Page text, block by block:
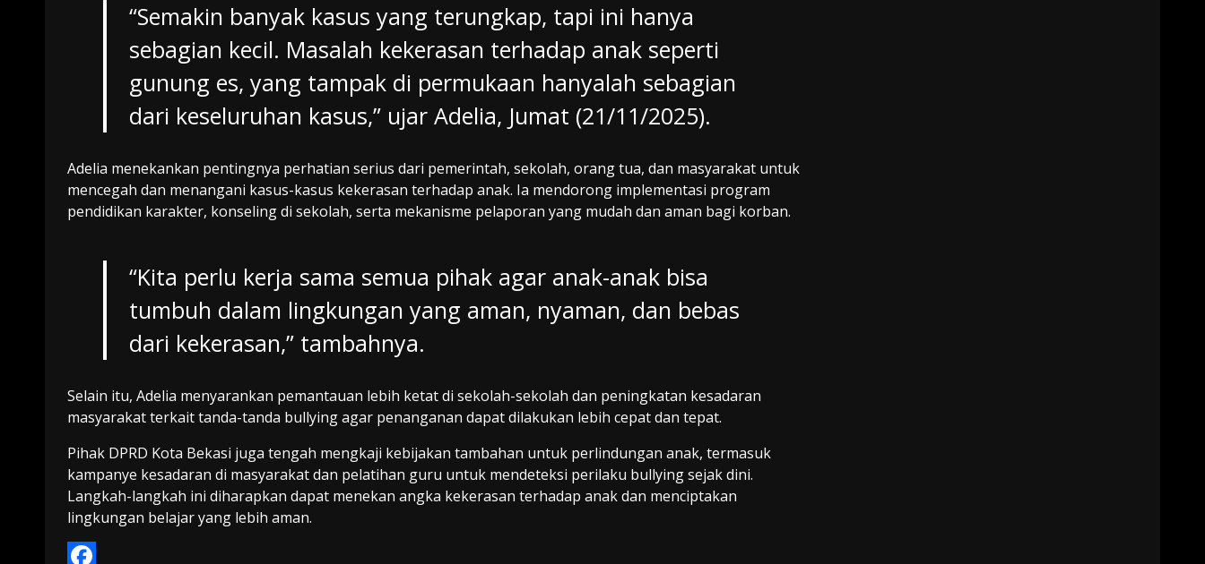
“Semakin banyak kasus yang terungkap, tapi ini hanya
sebagian kecil. Masalah kekerasan terhadap anak seperti
gunung es, yang tampak di permukaan hanyalah sebagian
dari keseluruhan kasus,” ujar Adelia, Jumat (21/11/2025).
Adelia menekankan pentingnya perhatian serius dari pemerintah, sekolah, orang tua, dan masyarakat untuk
mencegah dan menangani kasus-kasus kekerasan terhadap anak. Ia mendorong implementasi program
pendidikan karakter, konseling di sekolah, serta mekanisme pelaporan yang mudah dan aman bagi korban.
“Kita perlu kerja sama semua pihak agar anak-anak bisa
tumbuh dalam lingkungan yang aman, nyaman, dan bebas
dari kekerasan,” tambahnya.
Selain itu, Adelia menyarankan pemantauan lebih ketat di sekolah-sekolah dan peningkatan kesadaran
masyarakat terkait tanda-tanda bullying agar penanganan dapat dilakukan lebih cepat dan tepat.
Pihak DPRD Kota Bekasi juga tengah mengkaji kebijakan tambahan untuk perlindungan anak, termasuk
kampanye kesadaran di masyarakat dan pelatihan guru untuk mendeteksi perilaku bullying sejak dini.
Langkah-langkah ini diharapkan dapat menekan angka kekerasan terhadap anak dan menciptakan
lingkungan belajar yang lebih aman.